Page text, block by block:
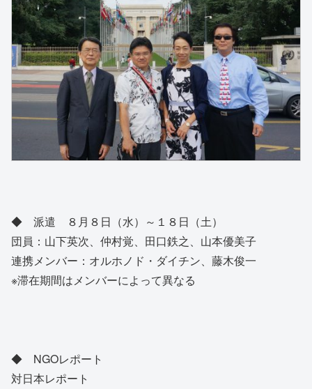
◆ 派遣 ８月８日（水）～１８日（土）
団員：山下英次、仲村覚、田口鉄之、山本優美子
連携メンバー：オルホノド・ダイチン、藤木俊一
※滞在期間はメンバーによって異なる
◆ NGOレポート
対日本レポート